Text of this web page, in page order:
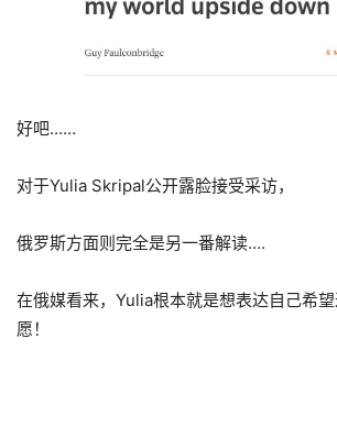
好吧……
对于Yulia Skripal公开露脸接受采访，
俄罗斯方面则完全是另一番解读….
在俄媒看来，Yulia根本就是想表达自己希
愿！